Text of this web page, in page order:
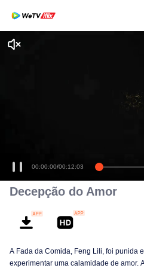
00:00:00/00:12:03
Decepção do Amor
A Fada da Comida, Feng Lili, foi punida
experimentar uma calamidade de amor.